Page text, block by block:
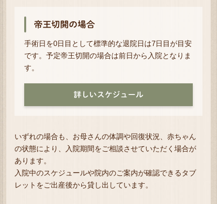
帝王切開の場合
手術日を0日目として標準的な退院日は7日目が目安
です。予定帝王切開の場合は前日から入院となりま
す。
詳しいスケジュール
いずれの場合も、お母さんの体調や回復状況、赤ちゃん
の状態により、入院期間をご相談させていただく場合が
あります。
入院中のスケジュールや院内のご案内が確認できるタブ
レットをご出産後から貸し出しています。